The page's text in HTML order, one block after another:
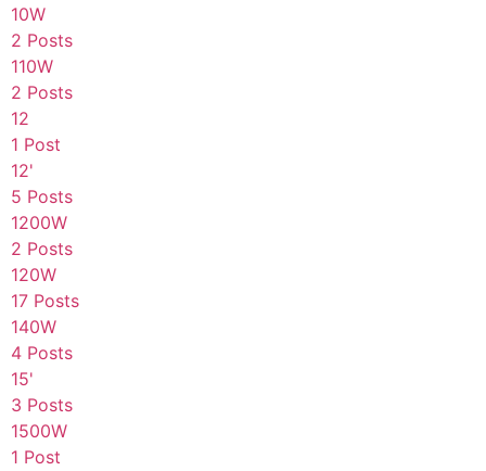
10W
2 Posts
110W
2 Posts
12
1 Post
12'
5 Posts
1200W
2 Posts
120W
17 Posts
140W
4 Posts
15'
3 Posts
1500W
1 Post